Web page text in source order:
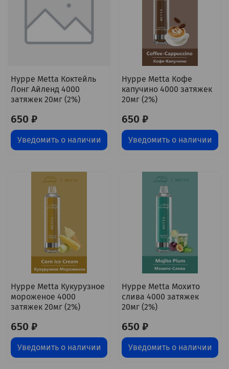
Hyppe Metta Коктейль
Лонг Айленд 4000
затяжек 20мг (2%)
650 ₽
Уведомить о наличии
Hyppe Metta Кофе
капучино 4000 затяжек
20мг (2%)
650 ₽
Уведомить о наличии
Hyppe Metta Кукурузное
мороженое 4000
затяжек 20мг (2%)
650 ₽
Уведомить о наличии
Hyppe Metta Мохито
слива 4000 затяжек
20мг (2%)
650 ₽
Уведомить о наличии